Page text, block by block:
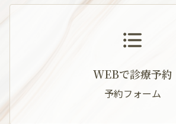
WEBで診療予約
予約フォーム